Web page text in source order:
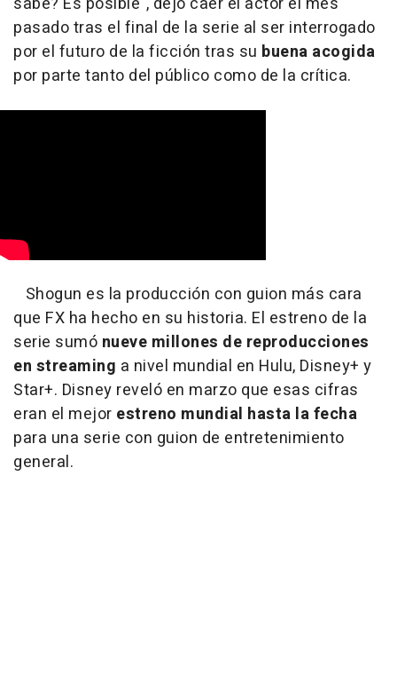
pasado tras el final de la serie al ser interrogado
por el futuro de la ficción tras su buena acogida
por parte tanto del público como de la crítica.
Shogun es la producción con guion más cara
que FX ha hecho en su historia. El estreno de la
serie sumó nueve millones de reproducciones
en streaming a nivel mundial en Hulu, Disney+ y
Star+. Disney reveló en marzo que esas cifras
eran el mejor estreno mundial hasta la fecha
para una serie con guion de entretenimiento
general.